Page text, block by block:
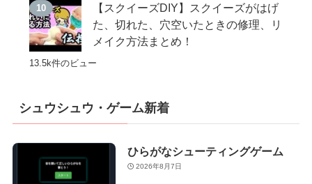
【スクイーズDIY】スクイーズがはげ
た、切れた、穴空いたときの修理、リ
メイク方法まとめ！
13.5k件のビュー
シュウシュウ・ゲーム新着
ひらがなシューティングゲーム
2026年8月7日